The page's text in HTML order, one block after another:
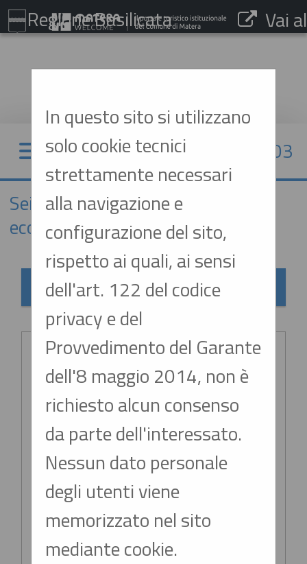
Regione Basilicata
Vai al
07/08/2026 20:03
Sei qui:Home»Elenco operatori
economici»Esiti affidamenti
In questo sito si utilizzano
solo cookie tecnici
strettamente necessari
alla navigazione e
configurazione del sito,
rispetto ai quali, ai sensi
dell'art. 122 del codice
privacy e del
Provvedimento del Garante
dell'8 maggio 2014, non è
richiesto alcun consenso
da parte dell'interessato.
Nessun dato personale
degli utenti viene
memorizzato nel sito
mediante cookie.
Esiti affidamenti
Criteri di ricerca
Stazione
appaltante
Titolo :
CIG :